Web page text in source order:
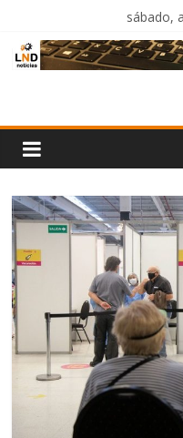
contenido
sábado,
Noticias